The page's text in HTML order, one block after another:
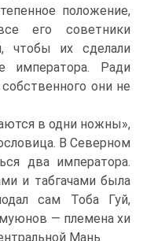
положение,
его советники
чтобы их сделали
импера­тора. Ради
они не
в одни ножны»,
В Северном
два императора.
и табгачами была
сам Тоба Гуй,
— племена хи
Мань­